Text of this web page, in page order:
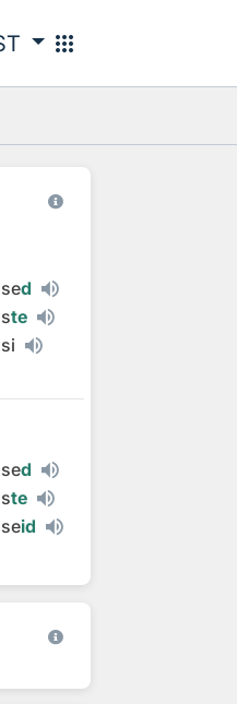
apps
d
te
d
te
id